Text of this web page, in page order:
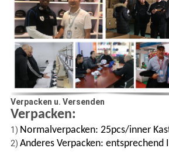
Verpacken u. Versenden
Verpacken:
1) Normalverpacken: 25pcs/inner
2) Anderes Verpacken: entsprechend